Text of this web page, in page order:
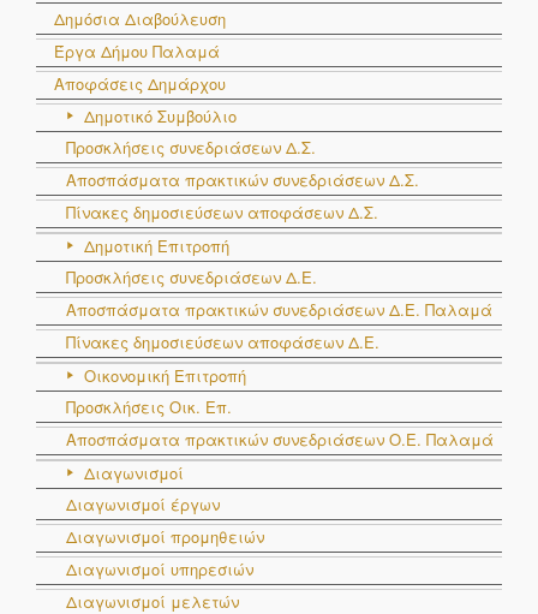
Δημόσια Διαβούλευση
Έργα Δήμου Παλαμά
Αποφάσεις Δημάρχου
Δημοτικό Συμβούλιο
Προσκλήσεις συνεδριάσεων Δ.Σ.
Αποσπάσματα πρακτικών συνεδριάσεων Δ.Σ.
Πίνακες δημοσιεύσεων αποφάσεων Δ.Σ.
Δημοτική Επιτροπή
Προσκλήσεις συνεδριάσεων Δ.Ε.
Αποσπάσματα πρακτικών συνεδριάσεων Δ.E. Παλαμά
Πίνακες δημοσιεύσεων αποφάσεων Δ.Ε.
Οικονομική Επιτροπή
Προσκλήσεις Οικ. Επ.
Αποσπάσματα πρακτικών συνεδριάσεων Ο.E. Παλαμά
Διαγωνισμοί
Διαγωνισμοί έργων
Διαγωνισμοί προμηθειών
Διαγωνισμοί υπηρεσιών
Διαγωνισμοί μελετών